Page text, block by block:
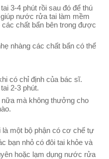
3-4 phút rồi sau đó để thú
nước rửa tai làm mềm
chất bẩn bên trong được
nhàng các chất bẩn có thể
có chỉ định của bác sĩ.
2-3 phút.
mà không thưởng cho
là một bộ phận có cơ chế tự
bạn nhỏ có đôi tai khỏe và
hoặc lạm dụng nước rửa